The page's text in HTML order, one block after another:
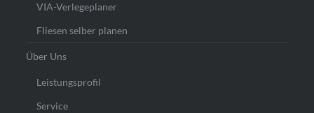
VIA-Verlegeplaner
Fliesen selber planen
Über Uns
Leistungsprofil
Service